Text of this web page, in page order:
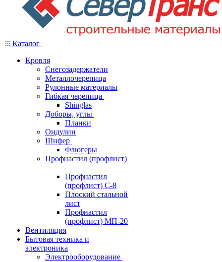
Каталог
Кровля
Снегозадержатели
Металлочерепица
Рулонные материалы
Гибкая черепица
Shinglas
Доборы, углы
Планки
Ондулин
Шифер
Флюгеры
Профнастил (профлист)
Профнастил
(профлист) С-8
Плоский стальной
лист
Профнастил
(профлист) МП-20
Вентиляция
Бытовая техника и
электроника
Электрооборудование